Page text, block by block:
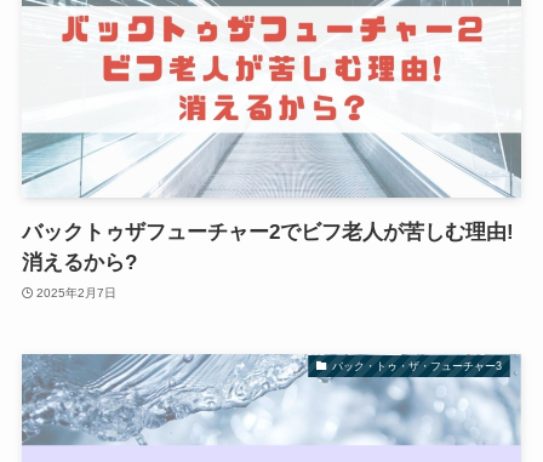
バックトゥザフューチャー2でビフ老人が苦しむ理由!
消えるから?
2025年2月7日
バック・トゥ・ザ・フューチャー3